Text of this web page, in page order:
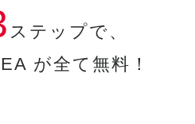
ステップで、
が全て無料！